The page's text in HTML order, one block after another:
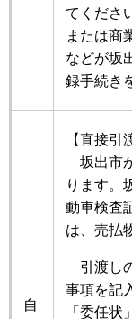
てくださ
または商
などが坂
録手続き
自
【直接引
坂出市
ります。
動車検査
は、売払
引渡し
事項を記
「委任